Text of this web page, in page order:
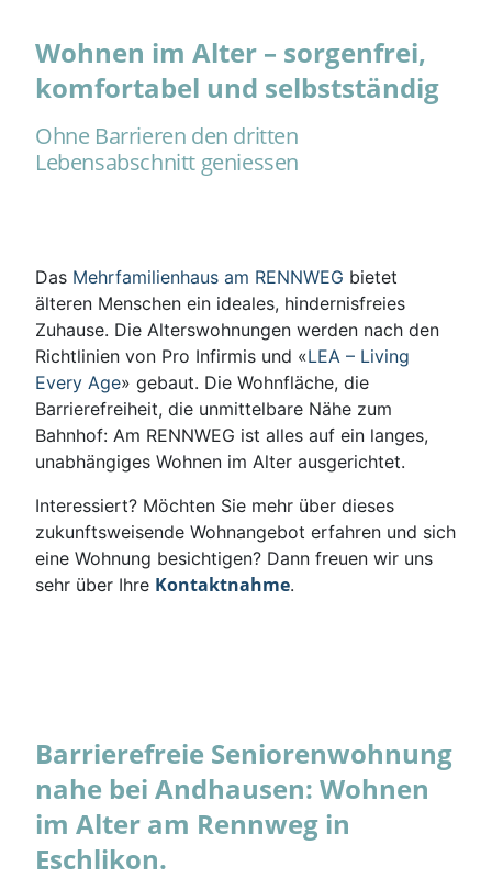
Wohnen im Alter – sorgenfrei,
komfortabel und selbstständig
Ohne Barrieren den dritten
Lebensabschnitt geniessen
Das Mehrfamilienhaus am RENNWEG bietet
älteren Menschen ein ideales, hindernisfreies
Zuhause. Die Alterswohnungen werden nach den
Richtlinien von Pro Infirmis und «LEA – Living
Every Age» gebaut. Die Wohnfläche, die
Barrierefreiheit, die unmittelbare Nähe zum
Bahnhof: Am RENNWEG ist alles auf ein langes,
unabhängiges Wohnen im Alter ausgerichtet.
Interessiert? Möchten Sie mehr über dieses
zukunftsweisende Wohnangebot erfahren und sich
eine Wohnung besichtigen? Dann freuen wir uns
sehr über Ihre Kontaktnahme.
Barrierefreie Seniorenwohnung
nahe bei Andhausen: Wohnen
im Alter am Rennweg in
Eschlikon.